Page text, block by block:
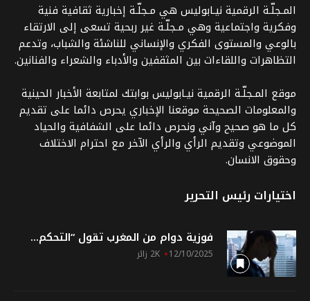
المـجلّـة الرقمية نيـابوليس هي مـجلّـة إخبارية ثقافية فنية
وفكرية واجتماعية وهي مـجلّـة غير ربحية تسعى إلى الارتقاء
بالوعي والمستوى الفكري والإنساني للناشئة والشباب، وتدعم
التظاهرات واللقاءات بين المثقفين والأدباء والشعراء والفنانين.
موقع المـجلّـة الرقمية نيـابوليس بوابتك لمتابعة الأخبار الحينية
والمعلومات الصحيحة موقعنا الإخباري يحرص دائما على تقديم
كل ما هو صحيح وآني ونحرص دائما على الشفافية والحياد
الموضوعي وتقديم الرأي والرأي الآخر مع احترام الاختلاف
وحقوق الانسان.
اختيارات رئيس التحرير
فوزية دوام من المغرب تقول “التحكم...
12/10/2025 2K زائر